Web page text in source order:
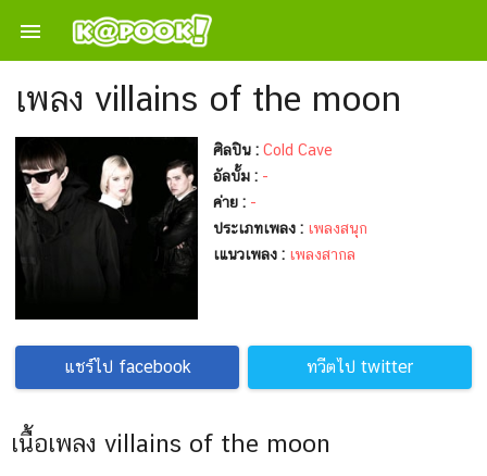

เพลง villains of the moon
ศิลปิน : Cold Cave
อัลบั้ม : -
ค่าย : -
ประเภทเพลง : เพลงสนุก
เแนวเพลง : เพลงสากล
แชร์ไป facebook ทวีตไป twitter
เนื้อเพลง villains of the moon